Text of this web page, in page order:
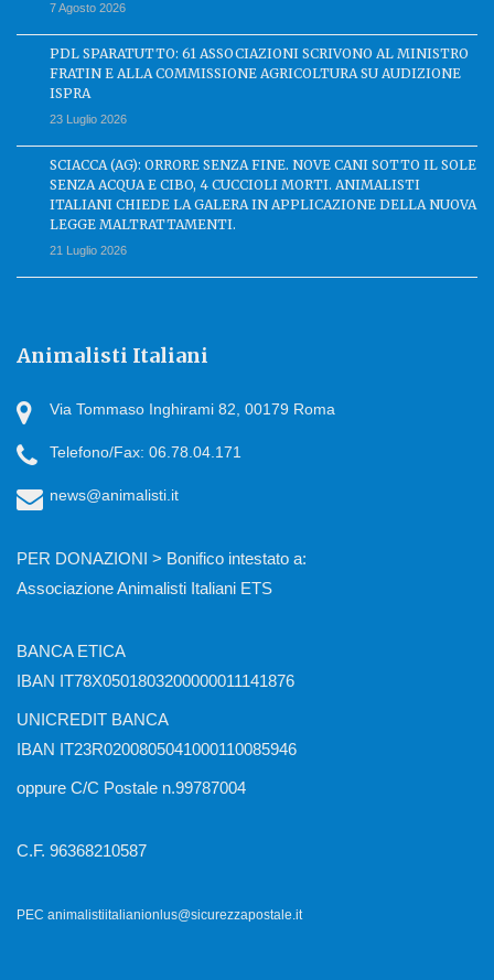
7 Agosto 2026
PDL SPARATUTTO: 61 ASSOCIAZIONI SCRIVONO AL MINISTRO
FRATIN E ALLA COMMISSIONE AGRICOLTURA SU AUDIZIONE
ISPRA
23 Luglio 2026
SCIACCA (AG): ORRORE SENZA FINE. NOVE CANI SOTTO IL SOLE
SENZA ACQUA E CIBO, 4 CUCCIOLI MORTI. ANIMALISTI
ITALIANI CHIEDE LA GALERA IN APPLICAZIONE DELLA NUOVA
LEGGE MALTRATTAMENTI.
21 Luglio 2026
Animalisti Italiani
Via Tommaso Inghirami 82, 00179 Roma
Telefono/Fax: 06.78.04.171
news@animalisti.it
PER DONAZIONI > Bonifico intestato a:
Associazione Animalisti Italiani ETS
BANCA ETICA
IBAN IT78X0501803200000011141876
UNICREDIT BANCA
IBAN IT23R0200805041000110085946
oppure C/C Postale n.99787004
C.F. 96368210587
PEC animalistiitalianionlus@sicurezzapostale.it